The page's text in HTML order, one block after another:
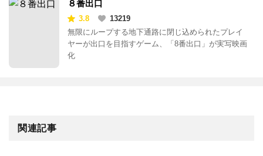
８番出口
3.8
13219
無限にループする地下通路に閉じ込められたプレイ
ヤーが出口を目指すゲーム、「8番出口」が実写映画
化
関連記事